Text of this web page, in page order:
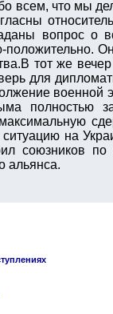
всем, что мы
вопрос о
положительно.
тот же
для
военной
полностью
на
союзников
альянса.